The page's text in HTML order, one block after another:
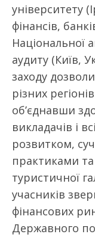
університету
фінансів,
Національної
аудиту (Київ,
заходу
різних
об’єднавши
викладачів і
розвитком,
практиками
туристичної
учасників
фінансових
Державного